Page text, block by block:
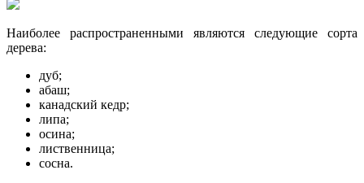
Наиболее распространенными являются следующие сорта
дерева:
дуб;
абаш;
канадский кедр;
липа;
осина;
лиственница;
сосна.